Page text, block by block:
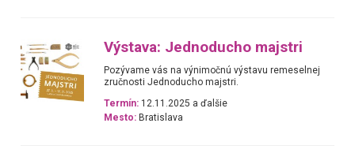
Výstava: Jednoducho majstri
Pozývame vás na výnimočnú výstavu remeselnej
zručnosti Jednoducho majstri.
Termín: 12.11.2025 a ďalšie
Mesto: Bratislava